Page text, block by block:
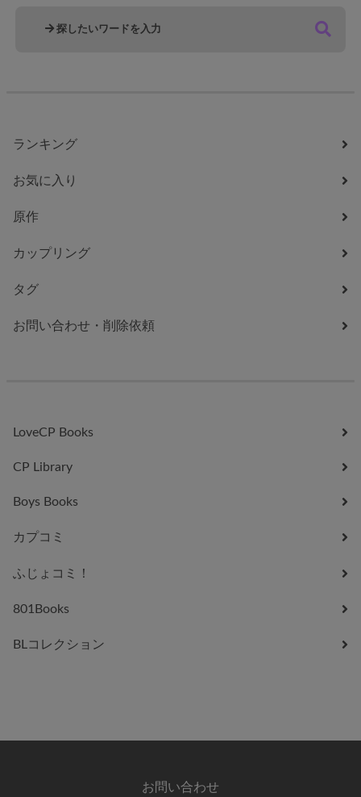
【PR】
ランキング
お気に入り
原作
カップリング
タグ
お問い合わせ・削除依頼
LoveCP Books
CP Library
Boys Books
カプコミ
ふじょコミ！
801Books
BLコレクション
お問い合わせ